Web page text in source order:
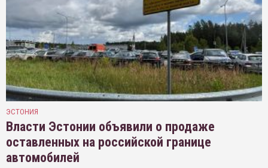
ЭСТОНИЯ
Власти Эстонии объявили о продаже
оставленных на российской границе
автомобилей